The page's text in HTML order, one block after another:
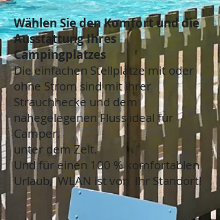
Wählen Sie den Komfort und die
Ausstattung Ihres
Campingplatzes
Die einfachen Stellplätze mit oder
ohne Strom sind mit ihrer
Strauchhecke und dem
nahegelegenen Fluss ideal für
Camper.
unter dem Zelt.
Und für einen 100 % komfortablen
Urlaub, WLAN ist von Ihr Standort!